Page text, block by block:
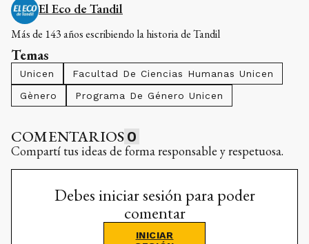
El Eco de Tandil
Más de 143 años escribiendo la historia de Tandil
Temas
Unicen
Facultad De Ciencias Humanas Unicen
Gènero
Programa De Género Unicen
COMENTARIOS 0
Compartí tus ideas de forma responsable y respetuosa.
Debes iniciar sesión para poder
comentar
INICIAR